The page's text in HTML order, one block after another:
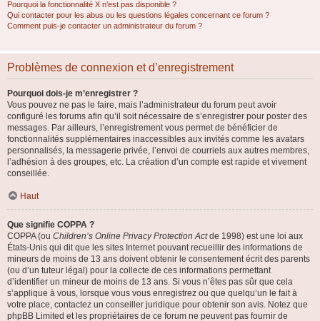
Pourquoi la fonctionnalité X n’est pas disponible ?
Qui contacter pour les abus ou les questions légales concernant ce forum ?
Comment puis-je contacter un administrateur du forum ?
Problèmes de connexion et d’enregistrement
Pourquoi dois-je m’enregistrer ?
Vous pouvez ne pas le faire, mais l’administrateur du forum peut avoir
configuré les forums afin qu’il soit nécessaire de s’enregistrer pour poster des
messages. Par ailleurs, l’enregistrement vous permet de bénéficier de
fonctionnalités supplémentaires inaccessibles aux invités comme les avatars
personnalisés, la messagerie privée, l’envoi de courriels aux autres membres,
l’adhésion à des groupes, etc. La création d’un compte est rapide et vivement
conseillée.
Haut
Que signifie COPPA ?
COPPA (ou Children’s Online Privacy Protection Actde 1998) est une loi aux
États-Unis qui dit que les sites Internet pouvant recueillir des informations de
mineurs de moins de 13 ans doivent obtenir le consentement écrit des parents
(ou d’un tuteur légal) pour la collecte de ces informations permettant
d’identifier un mineur de moins de 13 ans. Si vous n’êtes pas sûr que cela
s’applique à vous, lorsque vous vous enregistrez ou que quelqu’un le fait à
votre place, contactez un conseiller juridique pour obtenir son avis. Notez que
phpBB Limited et les propriétaires de ce forum ne peuvent pas fournir de